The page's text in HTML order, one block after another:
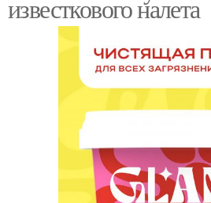
известкового налета